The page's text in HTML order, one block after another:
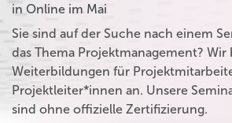
in Online im Mai
Sie sind auf der Suche nach einem
das Thema Projektmanagement? Wir
Weiterbildungen für
Projektleiter*innen an. Unsere
sind ohne offizielle Zertifizierung.